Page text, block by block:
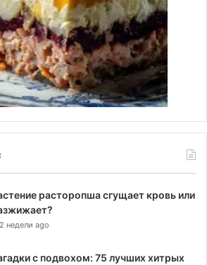
расторопша сгущает кровь или
2 недели ago
с подвохом: 75 лучших хитрых